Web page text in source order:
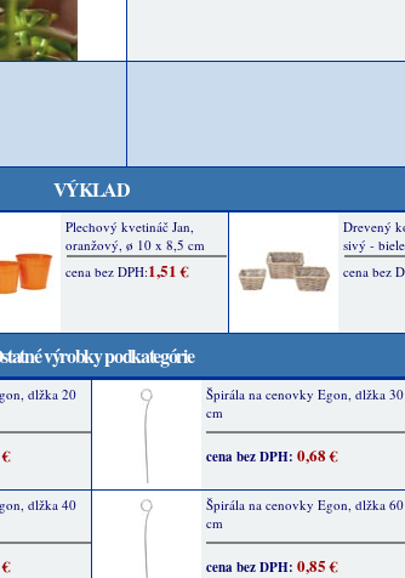
VÝKLAD
výrobky podkategórie
dlžka 20
Špirála na cenovky Egon, dlžka 30
cm
cena bez DPH: 0,68 €
dlžka 40
Špirála na cenovky Egon, dlžka 60
cm
cena bez DPH: 0,85 €